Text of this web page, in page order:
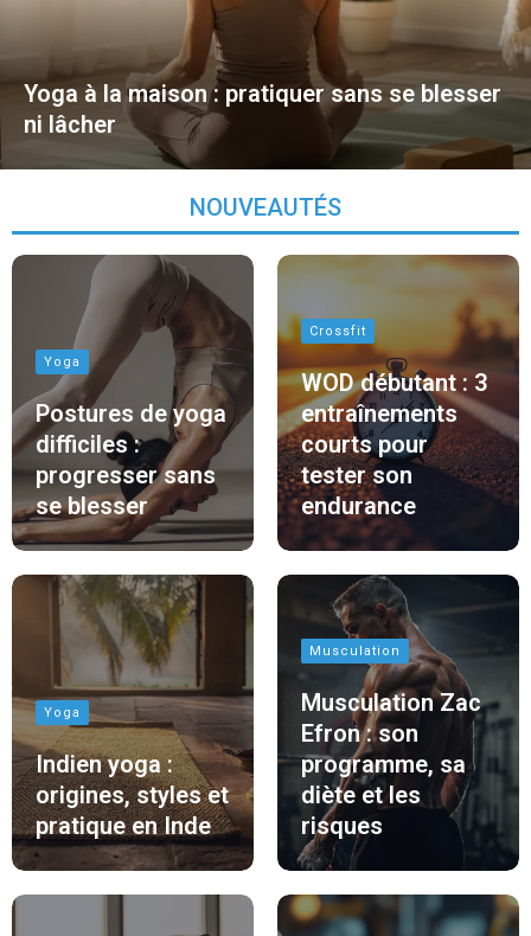
Yoga à la maison : pratiquer sans se blesser
ni lâcher
NOUVEAUTÉS
Yoga
Postures de yoga
difficiles :
progresser sans
se blesser
Crossfit
WOD débutant : 3
entraînements
courts pour
tester son
endurance
Yoga
Indien yoga :
origines, styles et
pratique en Inde
Musculation
Musculation Zac
Efron : son
programme, sa
diète et les
risques